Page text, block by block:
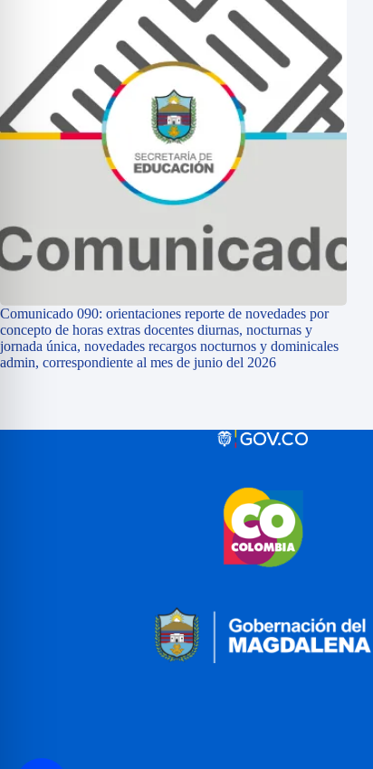
Comunicado 090: orientaciones reporte de novedades por
concepto de horas extras docentes diurnas, nocturnas y
jornada única, novedades recargos nocturnos y dominicales
admin, correspondiente al mes de junio del 2026